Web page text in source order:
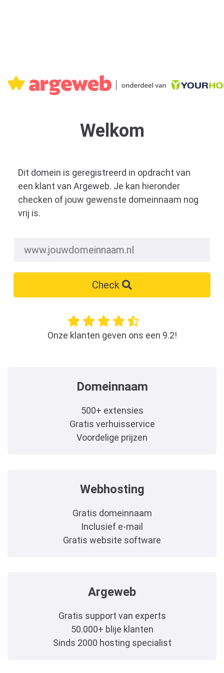
Welkom
Dit domein is geregistreerd in opdracht van
een klant van Argeweb. Je kan hieronder
checken of jouw gewenste domeinnaam nog
vrij is.
Check
Onze klanten geven ons een 9.2!
Domeinnaam
500+ extensies
Gratis verhuisservice
Voordelige prijzen
Webhosting
Gratis domeinnaam
Inclusief e-mail
Gratis website software
Argeweb
Gratis support van experts
50.000+ blije klanten
Sinds 2000 hosting specialist